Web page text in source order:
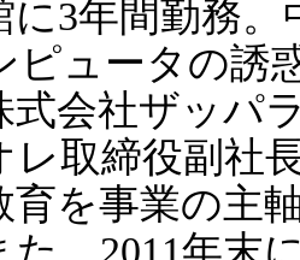
に3年間勤務
ピュータの誘
式会社ザッパ
レ取締役副社
育を事業の主
た、2011年末